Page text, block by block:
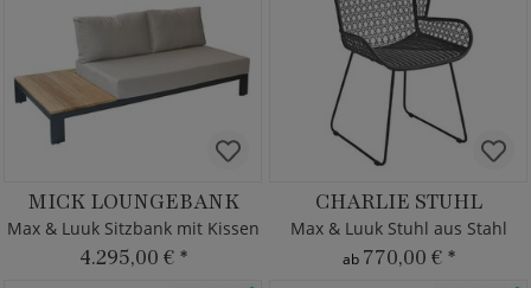
MICK LOUNGEBANK
Max & Luuk Sitzbank mit Kissen
4.295,00 € *
CHARLIE STUHL
Max & Luuk Stuhl aus Stahl
ab 770,00 € *